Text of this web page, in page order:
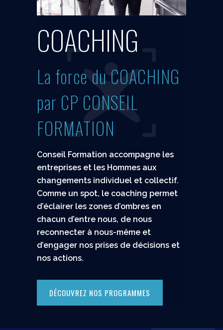
COACHING
La force du COACHING
par CP CONSEIL
FORMATION
Conseil Formation accompagne les
entreprises et les Hommes aux
changements individuel et collectif.
Comme un spot, le coaching permet
d’éclairer les zones d’ombres en
chacun d’entre nous, de nous
reconnecter à nous-même et
d’engager nos prises de décisions et
nos actions.
DÉCOUVREZ NOS PROGRAMMES